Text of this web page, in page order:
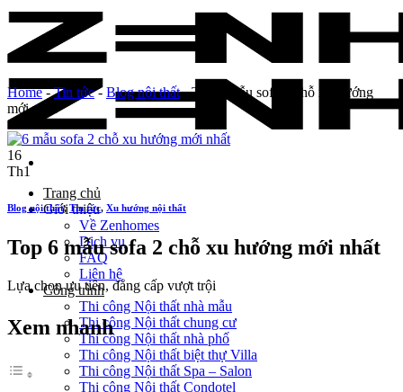
Skip
content
Trang chủ
Giới thiệu
Về Zenhomes
Dịch vụ
FAQ
Liên hệ
Công trình
Thi công Nội thất nhà mẫu
Thi công Nội thất chung cư
Thi công Nội thất nhà phố
Thi công Nội thất biệt thự Villa
Thi công Nội thất Spa – Salon
Thi công Nội thất Condotel
Home-Tin tức-Blog nội thất-Top 6 mẫu sofa 2 chỗ xu hướng
mới nhất
16
Th1
Blog nội thất,Tin tức, Xu hướng nội thất
Top 6 mẫu sofa 2 chỗ xu hướng mới nhất
Lựa chọn ưu tiên, đẳng cấp vượt trội
Xem nhanh